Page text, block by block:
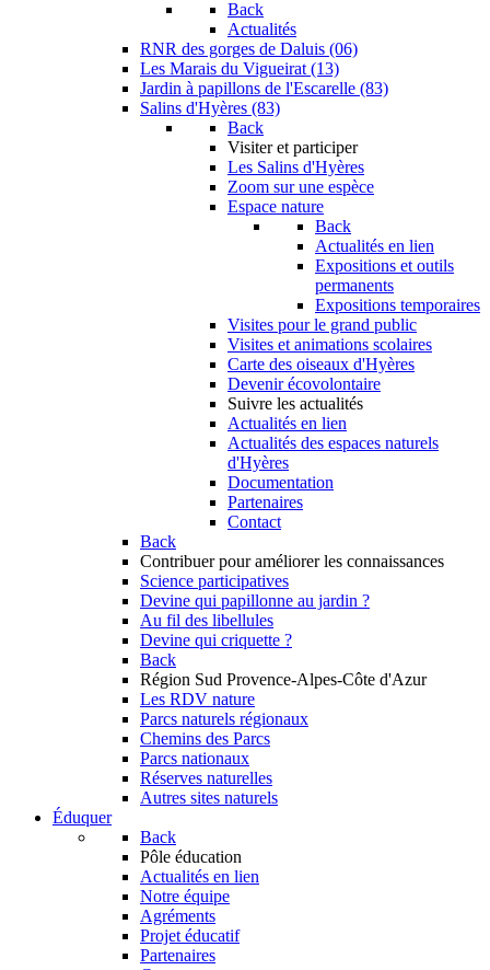
Back
Actualités
RNR des gorges de Daluis (06)
Les Marais du Vigueirat (13)
Jardin à papillons de l'Escarelle (83)
Salins d'Hyères (83)
Back
Visiter et participer
Les Salins d'Hyères
Zoom sur une espèce
Espace nature
Back
Actualités en lien
Expositions et outils
permanents
Expositions temporaires
Visites pour le grand public
Visites et animations scolaires
Carte des oiseaux d'Hyères
Devenir écovolontaire
Suivre les actualités
Actualités en lien
Actualités des espaces naturels
d'Hyères
Documentation
Partenaires
Contact
Back
Contribuer pour améliorer les connaissances
Science participatives
Devine qui papillonne au jardin ?
Au fil des libellules
Devine qui criquette ?
Back
Région Sud Provence-Alpes-Côte d'Azur
Les RDV nature
Parcs naturels régionaux
Chemins des Parcs
Parcs nationaux
Réserves naturelles
Autres sites naturels
Éduquer
Back
Pôle éducation
Actualités en lien
Notre équipe
Agréments
Projet éducatif
Partenaires